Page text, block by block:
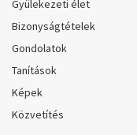
Gyülekezeti élet
Bizonyságtételek
Gondolatok
Tanítások
Képek
Közvetítés